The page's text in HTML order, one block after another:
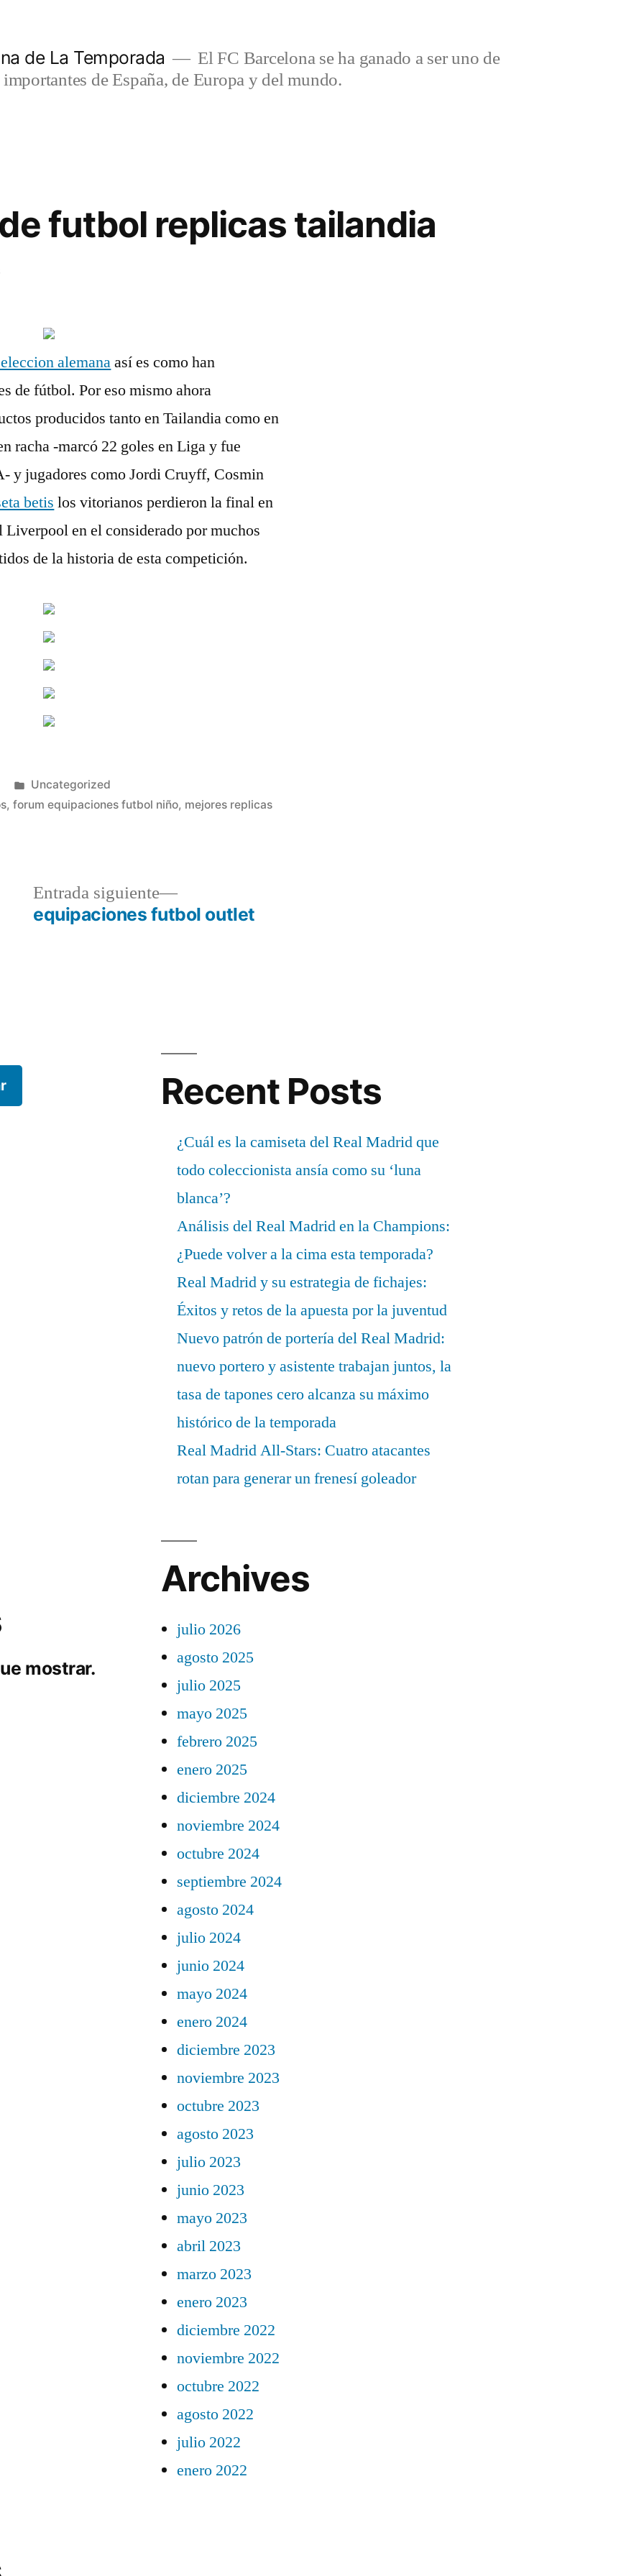
de La Temporada
El FC Barcelona se ha ganado a ser uno de
de España, de Europa y del mundo.
futbol replicas tailandia
alemanaasí es como han
de fútbol. Por eso mismo ahora
producidos tanto en Tailandia como en
racha -marcó 22 goles en Liga y fue
y jugadores como Jordi Cruyff, Cosmin
betis los vitorianos perdieron la final en
Liverpool en el considerado por muchos
de la historia de esta competición.
Publicado
en
Uncategorized
,forum equipaciones futbol niño, mejores replicas
Entrada siguiente
Entrada
siguiente:
equipaciones futbol outlet
Recent Posts
¿Cuál es la camiseta del Real Madrid que
todo coleccionista ansía como su ‘luna
blanca’?
Análisis del Real Madrid en la Champions:
¿Puede volver a la cima esta temporada?
Real Madrid y su estrategia de fichajes:
Éxitos y retos de la apuesta por la juventud
Nuevo patrón de portería del Real Madrid:
nuevo portero y asistente trabajan juntos, la
tasa de tapones cero alcanza su máximo
histórico de la temporada
Real Madrid All-Stars: Cuatro atacantes
rotan para generar un frenesí goleador
mostrar.
Archives
julio 2026
agosto 2025
julio 2025
mayo 2025
febrero 2025
enero 2025
diciembre 2024
noviembre 2024
octubre 2024
septiembre 2024
agosto 2024
julio 2024
junio 2024
mayo 2024
enero 2024
diciembre 2023
noviembre 2023
octubre 2023
agosto 2023
julio 2023
junio 2023
mayo 2023
abril 2023
marzo 2023
enero 2023
diciembre 2022
noviembre 2022
octubre 2022
agosto 2022
julio 2022
enero 2022